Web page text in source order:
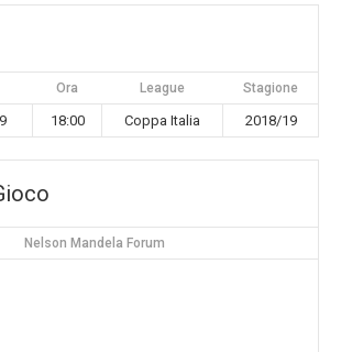
Ora League Stagione
18:00 Coppa Italia 2018/19
Nelson Mandela Forum